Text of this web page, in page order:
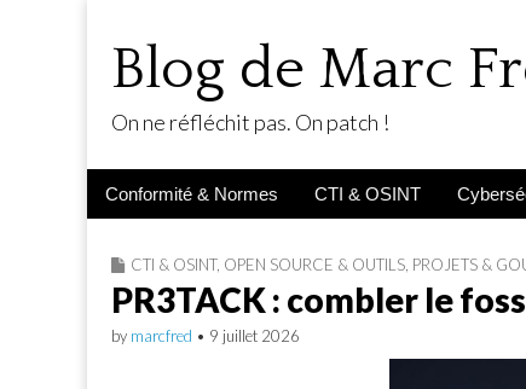
Blog de Marc
On ne réfléchit pas. On patch !
Main
Skip
Conformité & Normes CTI & OSINT
CTI & OSINT, OPEN SOURCE & OUTILS PROJETS &
PR3TACK : combler le
by marcfred • 9 juillet 2026